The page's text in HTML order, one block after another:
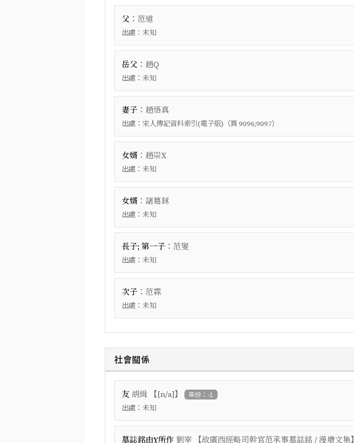
父 ： 范道
出處： 未知
岳父 ： 趙Q
出處： 未知
妻子 ： 趙悟真
出處： 宋人傳記資料索引(電子版) （頁 9096;9097）
女婿 ： 趙崇X
出處： 未知
女婿 ： 諸葛鉌
出處： 未知
長子; 第一子 ： 范燮
出處： 未知
次子 ： 范霖
出處： 未知
社會關係
友胡緝 【[n/a]】 年份：-1
出處： 未知
墓誌銘由Y所作 劉宰 【故廣西經略司幹官范承事墓誌銘 / 漫塘文集】